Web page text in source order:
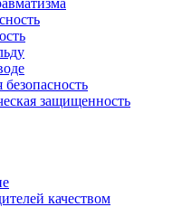
защищенность
качеством